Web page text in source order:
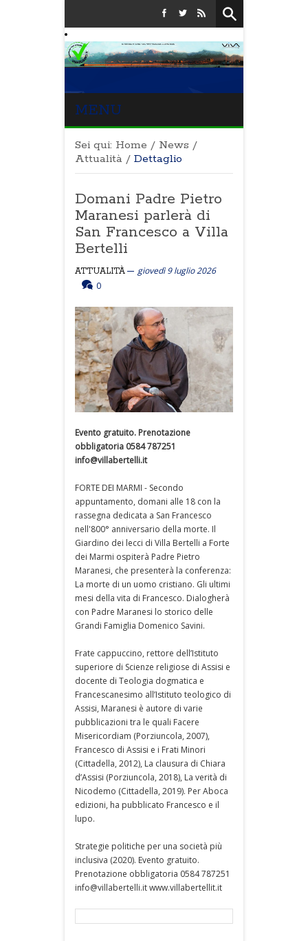
MENU
Sei qui: Home / News /
Attualità / Dettaglio
Domani Padre Pietro
Maranesi parlerà di
San Francesco a Villa
Bertelli
ATTUALITÀ
giovedì 9 luglio 2026
0
Evento gratuito. Prenotazione
obbligatoria 0584 787251
info@villabertelli.it
FORTE DEI MARMI - Secondo
appuntamento, domani alle 18 con la
rassegna dedicata a San Francesco
nell'800° anniversario della morte. Il
Giardino dei lecci di Villa Bertelli a Forte
dei Marmi ospiterà Padre Pietro
Maranesi, che presenterà la conferenza:
La morte di un uomo cristiano. Gli ultimi
mesi della vita di Francesco. Dialogherà
con Padre Maranesi lo storico delle
Grandi Famiglia Domenico Savini.
Frate cappuccino, rettore dell’Istituto
superiore di Scienze religiose di Assisi e
docente di Teologia dogmatica e
Francescanesimo all’Istituto teologico di
Assisi, Maranesi è autore di varie
pubblicazioni tra le quali Facere
Misericordiam (Porziuncola, 2007),
Francesco di Assisi e i Frati Minori
(Cittadella, 2012), La clausura di Chiara
d’Assisi (Porziuncola, 2018), La verità di
Nicodemo (Cittadella, 2019). Per Aboca
edizioni, ha pubblicato Francesco e il
lupo.
Strategie politiche per una società più
inclusiva (2020). Evento gratuito.
Prenotazione obbligatoria 0584 787251
info@villabertelli.it www.villabertellit.it